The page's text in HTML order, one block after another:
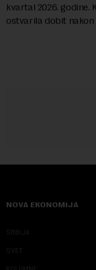
kvartal 2026. godine.
ostvarila dobit nakon
NOVA EKONOMIJA
SRBIJA
SVET